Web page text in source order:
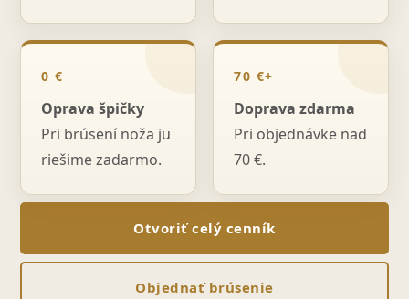
0 €
Oprava špičky
Pri brúsení noža ju
riešime zadarmo.
70 €+
Doprava zdarma
Pri objednávke nad
70 €.
Otvoriť celý cenník
Objednať brúsenie